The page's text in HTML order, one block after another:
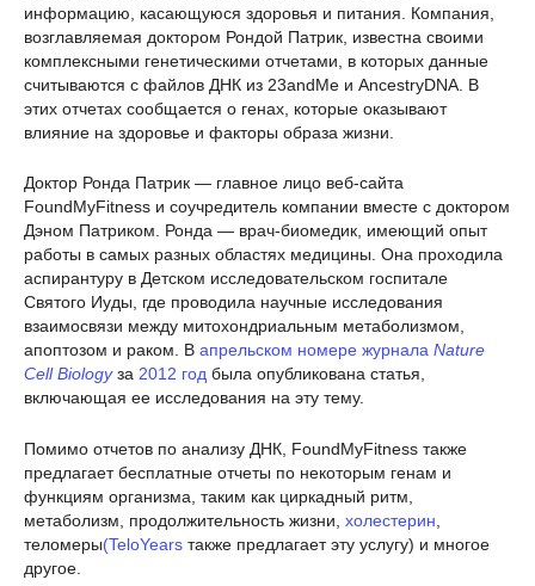
информацию, касающуюся здоровья и питания. Компания,
возглавляемая доктором Рондой Патрик, известна своими
комплексными генетическими отчетами, в которых данные
считываются с файлов ДНК из 23andMe и AncestryDNA. В
этих отчетах сообщается о генах, которые оказывают
влияние на здоровье и факторы образа жизни.
Доктор Ронда Патрик — главное лицо веб-сайта
FoundMyFitness и соучредитель компании вместе с доктором
Дэном Патриком. Ронда — врач-биомедик, имеющий опыт
работы в самых разных областях медицины. Она проходила
аспирантуру в Детском исследовательском госпитале
Святого Иуды, где проводила научные исследования
взаимосвязи между митохондриальным метаболизмом,
апоптозом и раком. В апрельском номере журнала Nature
Cell Biologyза 2012 год была опубликована статья,
включающая ее исследования на эту тему.
Помимо отчетов по анализу ДНК, FoundMyFitness также
предлагает бесплатные отчеты по некоторым генам и
функциям организма, таким как циркадный ритм,
метаболизм, продолжительность жизни, холестерин
теломеры(TeloYears также предлагает эту услугу) и многое
другое.